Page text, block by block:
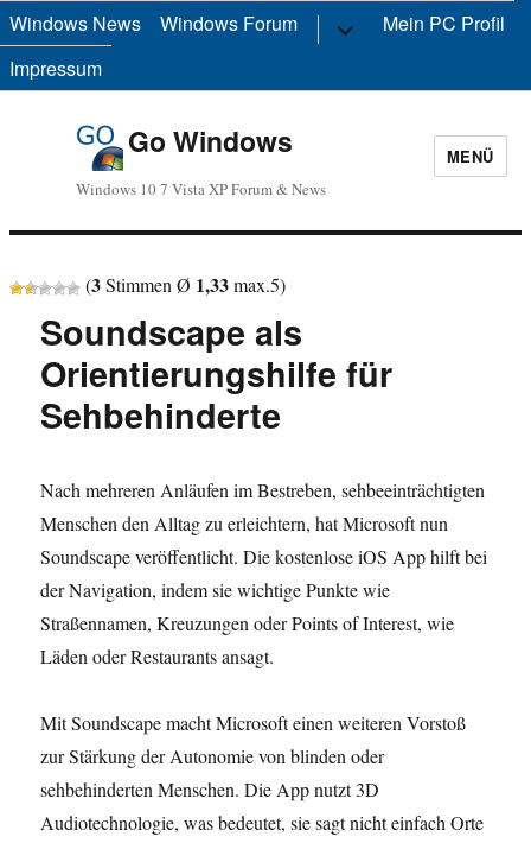
Windows News Windows Forum Untermenü
anzeigen
Mein PC Profil
Impressum
Go Windows
Windows 10 7 Vista XP Forum & News
MENÜ
(3Stimmen Ø 1,33max.5)
Soundscape als
Orientierungshilfe für
Sehbehinderte
Nach mehreren Anläufen im Bestreben, sehbeeinträchtigten
Menschen den Alltag zu erleichtern, hat Microsoft nun
Soundscape veröffentlicht. Die kostenlose iOS App hilft bei
der Navigation, indem sie wichtige Punkte wie
Straßennamen, Kreuzungen oder Points of Interest, wie
Läden oder Restaurants ansagt.
Mit Soundscape macht Microsoft einen weiteren Vorstoß
zur Stärkung der Autonomie von blinden oder
sehbehinderten Menschen. Die App nutzt 3D
Audiotechnologie, was bedeutet, sie sagt nicht einfach Orte